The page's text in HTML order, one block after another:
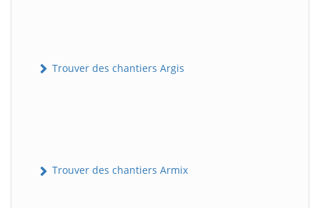
Trouver des chantiers Argis
Trouver des chantiers Armix